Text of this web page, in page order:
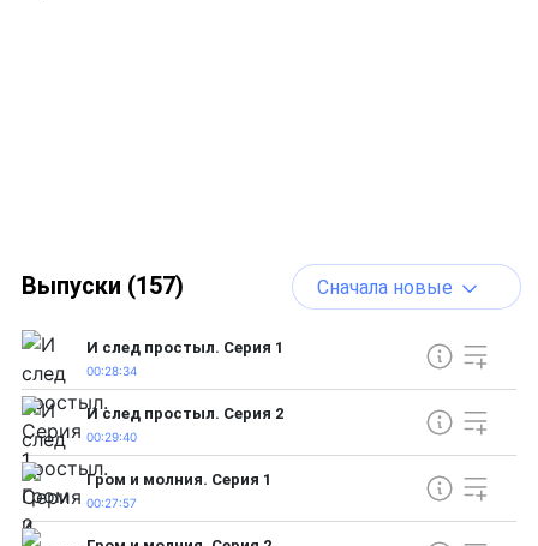
Выпуски (157) Сначала новые
И след простыл. Серия 1
00:28:34
И след простыл. Серия 2
00:29:40
Гром и молния. Серия 1
00:27:57